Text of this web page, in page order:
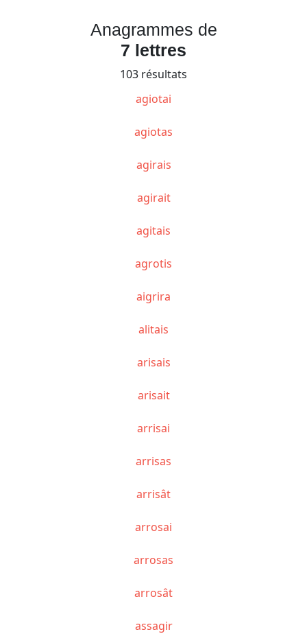
Anagrammes de
7 lettres
103 résultats
agiotai
agiotas
agirais
agirait
agitais
agrotis
aigrira
alitais
arisais
arisait
arrisai
arrisas
arrisât
arrosai
arrosas
arrosât
assagir